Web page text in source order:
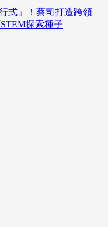
式」！蔡司打造跨領
探索種子